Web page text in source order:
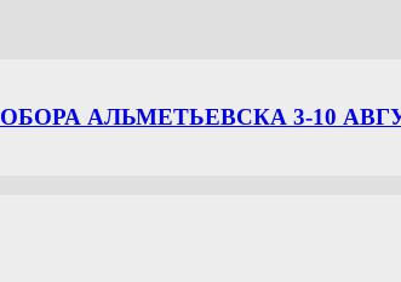
АЛЬМЕТЬЕВСКА 3-10